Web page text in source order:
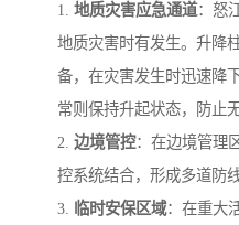
1. 地质灾害应急通道：怒
地质灾害时有发生。升降
备，在灾害发生时迅速降
常则保持升起状态，防止
2. 边境管控：在边境管理
控系统结合，形成多道防
3.
临时安保区域：在重大